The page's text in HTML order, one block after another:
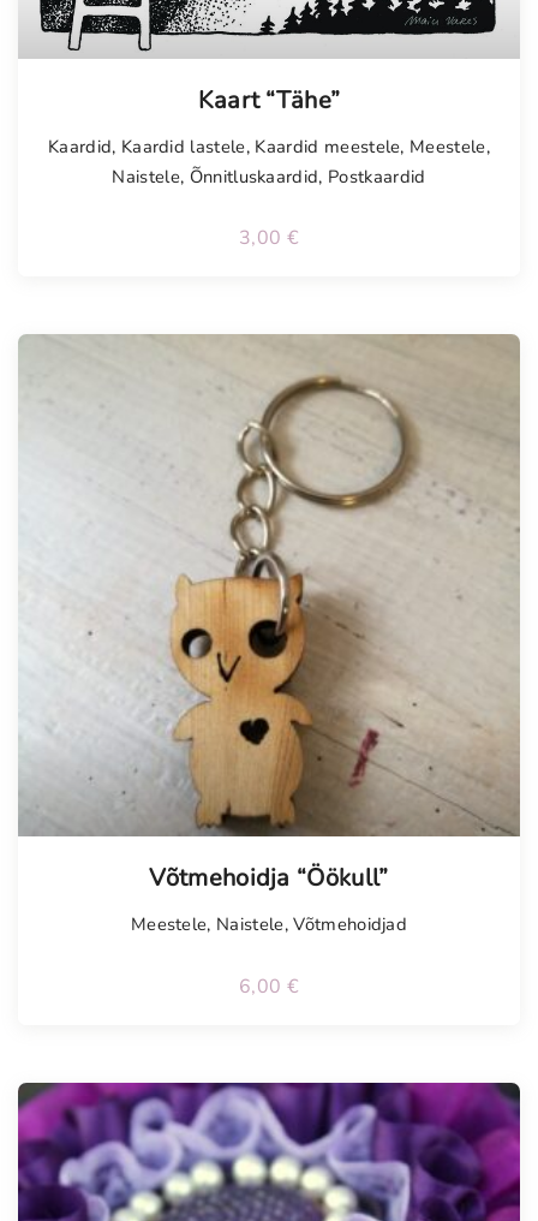
Kaart “Tähe”
Kaardid, Kaardid lastele, Kaardid meestele, Meestele,
Naistele, Õnnitluskaardid, Postkaardid
3,00 €
Võtmehoidja “Öökull”
Meestele, Naistele,Võtmehoidjad
6,00 €